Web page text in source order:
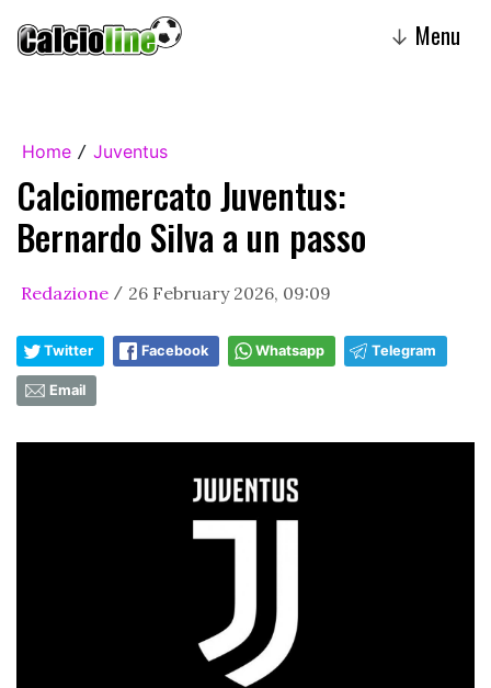
↓ Menu
Home / Juventus
Calciomercato Juventus:
Bernardo Silva a un passo
Redazione / 26 February 2026, 09:09
Twitter Facebook Whatsapp Telegram
Email